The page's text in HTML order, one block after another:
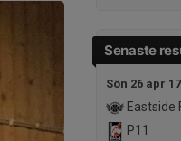
Senaste
Sön 26 apr
Eastside
P11